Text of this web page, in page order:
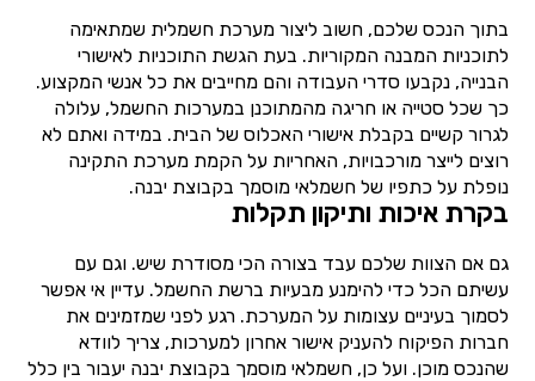
בתוך הנכס שלכם, חשוב ליצור מערכת חשמלית שמתאימה
לתוכניות המבנה המקוריות. בעת הגשת התוכניות לאישורי
הבנייה, נקבעו סדרי העבודה והם מחייבים את כל אנשי המקצוע.
כך שכל סטייה או חריגה מהמתוכנן במערכות החשמל, עלולה
לגרור קשיים בקבלת אישורי האכלוס של הבית. במידה ואתם לא
רוצים לייצר מורכבויות, האחריות על הקמת מערכת התקינה
נופלת על כתפיו של חשמלאי מוסמך בקבוצת יבנה.
בקרת איכות ותיקון תקלות
גם אם הצוות שלכם עבד בצורה הכי מסודרת שיש. וגם עם
עשיתם הכל כדי להימנע מבעיות ברשת החשמל. עדיין אי אפשר
לסמוך בעיניים עצומות על המערכת. רגע לפני שמזמינים את
חברות הפיקוח להעניק אישור אחרון למערכות, צריך לוודא
שהנכס מוכן. ועל כן, חשמלאי מוסמך בקבוצת יבנה יעבור בין כלל